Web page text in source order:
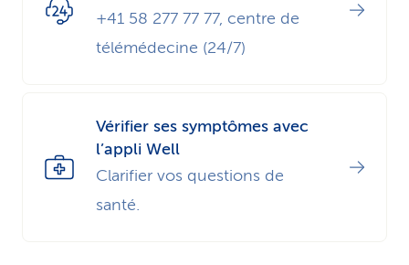
+41 58 277 77 77, centre de
télémédecine (24/7)
Vérifier ses symptômes avec
l’appli Well
Clarifier vos questions de
santé.